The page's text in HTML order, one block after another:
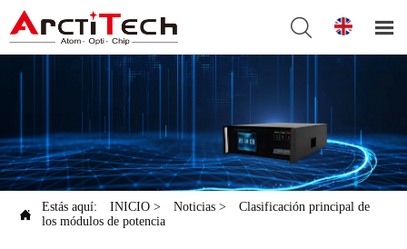
 
 Estás aquí: INICIO > Noticias >
Clasificación principal de
los módulos de potencia